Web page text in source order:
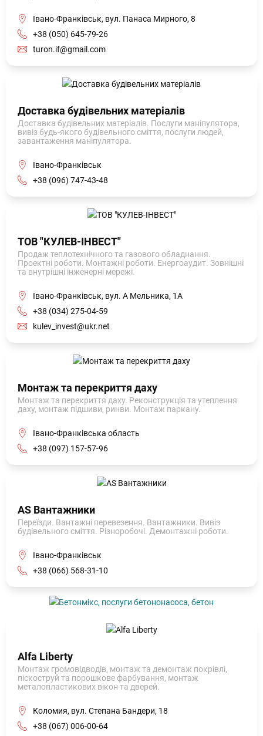
Івано-Франківськ, вул. Панаса Мирного, 8
+38 (050) 645-79-26
turon.if@gmail.com
Доставка будівельних матеріалів
Доставка будівельних матеріалів. Послуги маніпулятора,
вивіз будь-якого будівельного сміття, послуги людей,
завантаження маніпулятора.
Івано-Франківськ
+38 (096) 747-43-48
ТОВ "КУЛЕВ-ІНВЕСТ"
Продаж теплотехнічного та газового обладнання.
Проектні роботи. Монтажні роботи. Енергоаудит. Зовнішні
та внутрішні інженерні мережі.
Івано-Франківськ, вул. А Мельника, 1А
+38 (034) 275-04-59
kulev_invest@ukr.net
Монтаж та перекриття даху
Монтаж та перекриття даху. Реконструкція та утеплення
даху, монтаж підшиви, ринви. Монтаж паркану.
Івано-Франківська область
+38 (097) 157-57-96
AS Вантажники
Переїзди. Вантажні перевезення. Вантажники. Вивіз
будівельного сміття. Різноробочі. Демонтажні роботи.
Івано-Франківськ
+38 (066) 568-31-10
Alfa Liberty
Монтаж громовідводів, монтаж та демонтаж покрівлі,
піскоструй та порошкове фарбування, монтаж
металопластикових вікон та дверей.
Коломия, вул. Степана Бандери, 18
+38 (067) 006-00-64